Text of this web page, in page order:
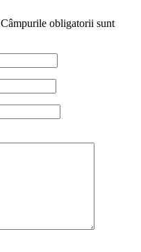
Câmpurile obligatorii sunt